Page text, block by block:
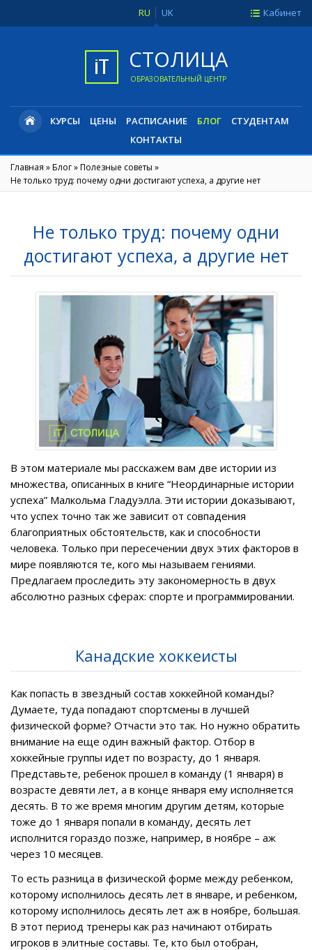
RU UK Кабинет
СТОЛИЦА
ОБРАЗОВАТЕЛЬНЫЙ ЦЕНТР
КУРСЫ ЦЕНЫ РАСПИСАНИЕ БЛОГ
СТУДЕНТАМ
КОНТАКТЫ
Главная »Блог»Полезные советы »
Не только труд: почему одни достигают успеха, а другие нет
Не только труд: почему одни
достигают успеха, а другие нет
В этом материале мы расскажем вам две истории из
множества, описанных в книге “Неординарные истории
успеха” Малкольма Гладуэлла. Эти истории доказывают,
что успех точно так же зависит от совпадения
благоприятных обстоятельств, как и способности
человека. Только при пересечении двух этих факторов в
мире появляются те, кого мы называем гениями.
Предлагаем проследить эту закономерность в двух
абсолютно разных сферах: спорте и программировании.
Канадские хоккеисты
Как попасть в звездный состав хоккейной команды?
Думаете, туда попадают спортсмены в лучшей
физической форме? Отчасти это так. Но нужно обратить
внимание на еще один важный фактор. Отбор в
хоккейные группы идет по возрасту, до 1 января.
Представьте, ребенок прошел в команду (1 января) в
возрасте девяти лет, а в конце января ему исполняется
десять. В то же время многим другим детям, которые
тоже до 1 января попали в команду, десять лет
исполнится гораздо позже, например, в ноябре – аж
через 10 месяцев.
То есть разница в физической форме между ребенком,
которому исполнилось десять лет в январе, и ребенком,
которому исполнилось десять лет аж в ноябре, большая.
В этот период тренеры как раз начинают отбирать
игроков в элитные составы. Те, кто был отобран,